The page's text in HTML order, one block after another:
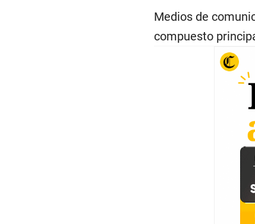
Medios de
compuesto